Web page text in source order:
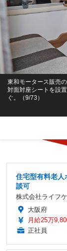
東和モータース販売
対面対座シートを設
ぐ。（9/73）
住宅型有料老人
談可
株式会社ライフ
大阪府
月給25万
正社員